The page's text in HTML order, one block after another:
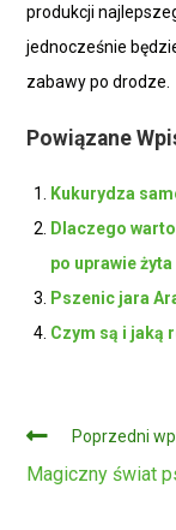
produkcji
jednocześnie
zabawy po drodze.
Powiązane
Kukurydza
Dlaczego
po uprawie żyta
Pszenic jara
Czym są i jaką
Czytaj
dalej
Poprzedni
Magiczny świat